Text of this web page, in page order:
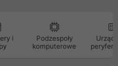
i
Podzespoły
komputerowe